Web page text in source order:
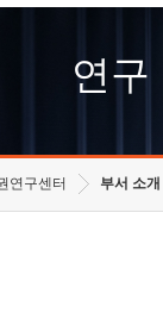
고객의소리
수의계약
연구
연구센터 부서 소개